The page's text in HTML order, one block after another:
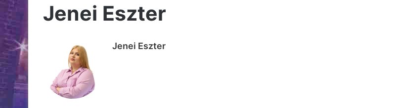
Jenei Eszter
Jenei Eszter